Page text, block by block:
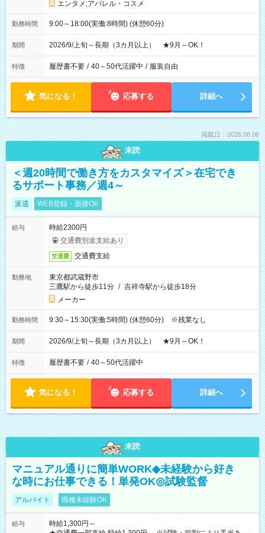
エンタメ;アパレル・コスメ
勤務時間 9:00～18:00(実働:8時間) (休憩60分)
期間 2026/9/上旬～長期（3カ月以上） ★9月～OK！
特徴 履歴書不要 / 40～50代活躍中 / 服装自由
気になる！ 応募する 詳細へ
掲載日：2026.08.06
未読
＜週20時間で働き方をカスタマイズ＞在宅でき
るサポート事務／週4～
派遣 WEB登録・面接OK
給与
時給2300円
交通費別途支給あり
交通費 交通費支給
勤務地
東京都武蔵野市
三鷹駅から徒歩11分 / 吉祥寺駅から徒歩18分
メーカー
勤務時間 9:30～15:30(実働:5時間) (休憩60分) ※残業なし
期間 2026/9/上旬～長期（3カ月以上） ★9月～OK！
特徴 履歴書不要 / 40～50代活躍中
気になる！ 応募する 詳細へ
未読
マニュアル通りに簡単WORK◆未経験から好き
な時にお仕事できる！単発OK◎試験監督
アルバイト 職種未経験OK
給与
時給1,300円～